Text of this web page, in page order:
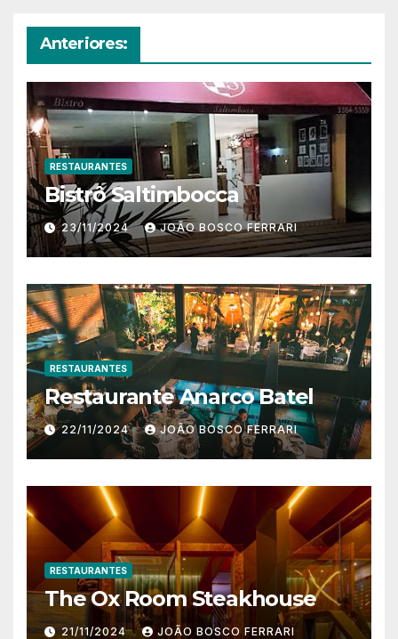
Anteriores:
RESTAURANTES
Bistrô Saltimbocca
23/11/2024 JOÃO BOSCO FERRARI
RESTAURANTES
Restaurante Anarco Batel
22/11/2024 JOÃO BOSCO FERRARI
RESTAURANTES
The Ox Room Steakhouse
21/11/2024 JOÃO BOSCO FERRARI